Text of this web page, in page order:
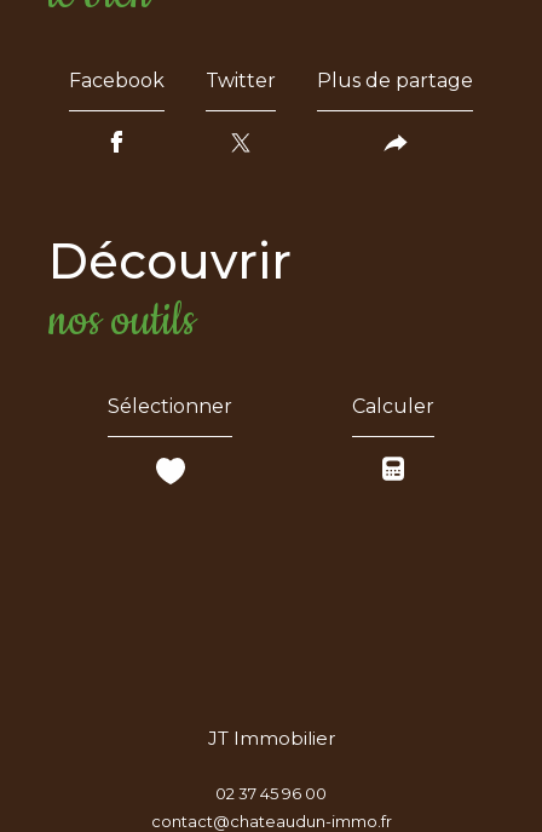
Facebook Twitter Plus de partage
découvrir
nos outils
Sélectionner Calculer
JT Immobilier
02 37 45 96 00
contact@chateaudun-immo.fr